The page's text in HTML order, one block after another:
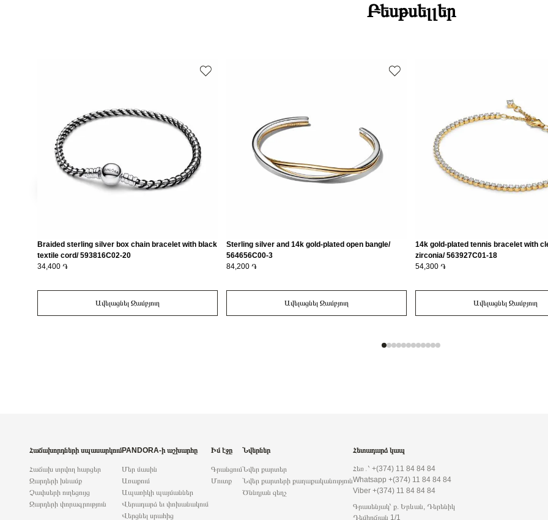
Բեսթսելլեր
Braided sterling silver box chain bracelet with black
textile cord/ 593816C02-20
34,400 ֏
Ավելացնել Զամբյուղ
Sterling silver and 14k gold-plated open bangle/
564656C00-3
84,200 ֏
Ավելացնել Զամբյուղ
14k gold-plated tennis bracelet with
zirconia/ 563927C01-18
54,300 ֏
Ավելացնել Զամբյուղ
Հաճախորդների սպասարկում
Հաճախ տրվող հարցեր
Զարդերի խնամք
Չափսերի ուղեցույց
Զարդերի փորագրություն
PANDORA-ի աշխարհը
Մեր մասին
Առաքում
Ապառիկի պայմաններ
Վերադարձ եւ փոխանակում
Վերցնել սրահից
Իմ էջը
Գրանցում
Մուտք
Նվերներ
Նվեր քարտեր
Նվեր քարտերի քաղաքականություն
Ծննդյան զեղչ
Հետադարձ կապ
Հեռ․՝ +(374) 11 84 84 84
Whatsapp +(374) 11 84 84 84
Viber +(374) 11 84 84 84
Գրասենյակ՝ ք. Երևան, Դերենիկ
Դեմիրճյան 1/1